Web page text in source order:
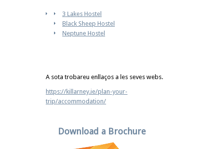
3 Lakes Hostel
Black Sheep Hostel
Neptune Hostel
A sota trobareu enllaços a les seves webs.
https://killarney.ie/plan-your-
trip/accommodation/
Download a Brochure